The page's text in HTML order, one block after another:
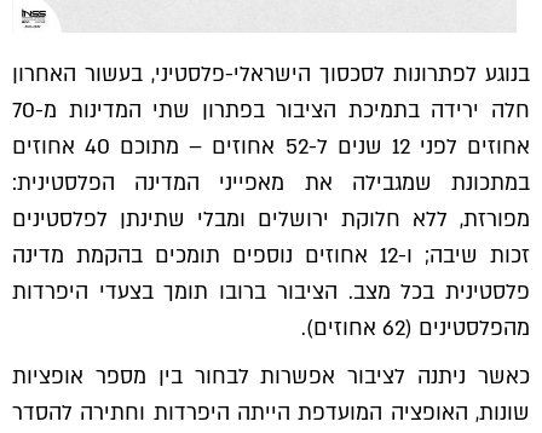
בנוגע לפתרונות לסכסוך הישראלי-פלסטיני, בעשור האחרון
חלה ירידה בתמיכת הציבור בפתרון שתי המדינות מ-70
אחוזים לפני 12 שנים ל-52 אחוזים – מתוכם 40 אחוזים
במתכונת שמגבילה את מאפייני המדינה הפלסטינית:
מפורזת, ללא חלוקת ירושלים ומבלי שתינתן לפלסטינים
זכות שיבה; ו-12 אחוזים נוספים תומכים בהקמת מדינה
פלסטינית בכל מצב. הציבור ברובו תומך בצעדי היפרדות
מהפלסטינים (62 אחוזים).
כאשר ניתנה לציבור אפשרות לבחור בין מספר אופציות
שונות, האופציה המועדפת הייתה היפרדות וחתירה להסדר